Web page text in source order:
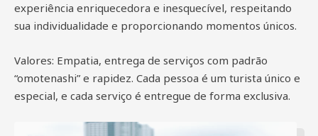
experiência enriquecedora e inesquecível, respeitando
sua individualidade e proporcionando momentos únicos.
Valores: Empatia, entrega de serviços com padrão
“omotenashi” e rapidez. Cada pessoa é um turista único e
especial, e cada serviço é entregue de forma exclusiva.